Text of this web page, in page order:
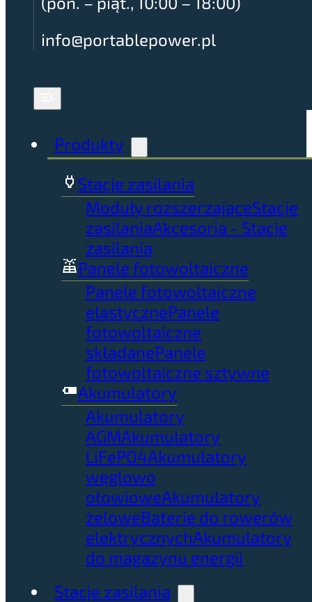
info@portablepower.pl
Produkty
Stacje zasilania
Moduły rozszerzająceStacje
zasilaniaAkcesoria - Stacje
zasilania
Panele fotowoltaiczne
Panele fotowoltaiczne
elastycznePanele
fotowoltaiczne
składanePanele
fotowoltaiczne sztywne
Akumulatory
Akumulatory
AGMAkumulatory
LiFePO4Akumulatory
węglowo
ołowioweAkumulatory
żeloweBaterie do rowerów
elektrycznychAkumulatory
do magazynu energii
Stacje zasilania